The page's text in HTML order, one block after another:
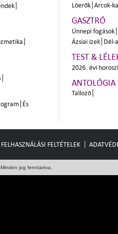
És
Lóerők Arcok-
GASZTRÓ
Ünnepi fogások
Ázsiai ízek Dél-
TEST &
2026. évi
ANTOLÓGIA
Tallozó
FELHASZNÁLÁSI FELTÉTELEK
jog fenntartva.